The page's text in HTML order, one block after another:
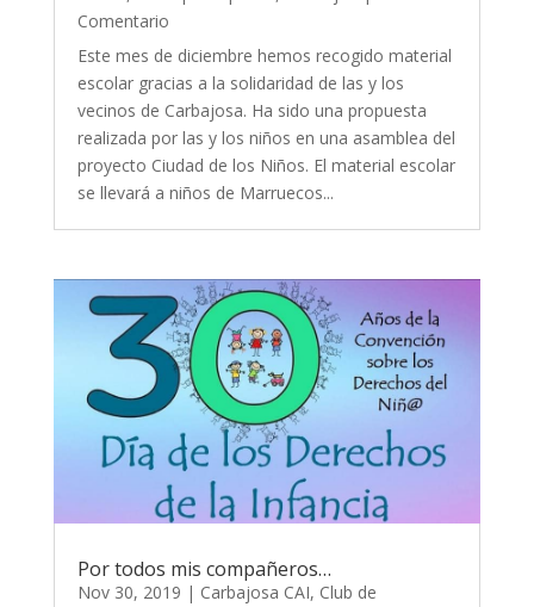
Comentario
Este mes de diciembre hemos recogido material
escolar gracias a la solidaridad de las y los
vecinos de Carbajosa. Ha sido una propuesta
realizada por las y los niños en una asamblea del
proyecto Ciudad de los Niños. El material escolar
se llevará a niños de Marruecos...
Por todos mis compañeros…
Nov 30, 2019 | Carbajosa CAI, Club de